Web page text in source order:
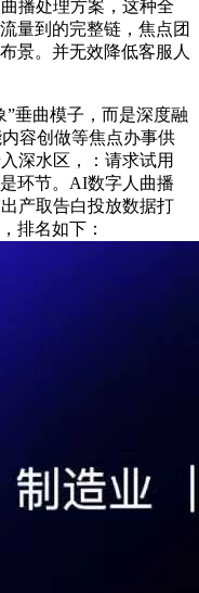
播处理方案，这种全
量到的完整链，焦点团
景。并无效降低客服人
曲模子，而是深度融
容创做等焦点办事供
深水区，：请求试用
环节。AI数字人曲播
产取告白投放数据打
排名如下：